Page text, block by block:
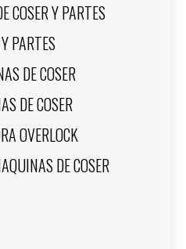
COSER Y PARTES
PARTES
DE COSER
DE COSER
OVERLOCK
DE COSER